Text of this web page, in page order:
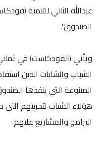
عبدالله الثاني للتنمية
الصندوق".
ويأتي (الفودكاست) في
الشباب والشابات الذين
المتنوعة التي ينفذها
هؤلاء الشباب لتجربتهم
البرامج والمشاريع عليهم.